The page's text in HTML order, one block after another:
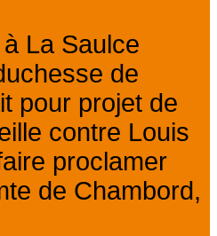
La Saulce
de
pour projet de
contre Louis
proclamer
de Chambord,